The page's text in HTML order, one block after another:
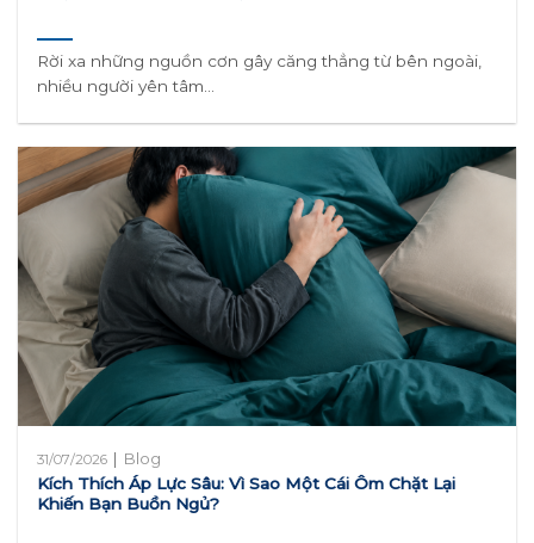
Rời xa những nguồn cơn gây căng thẳng từ bên ngoài,
nhiều người yên tâm...
31/07/2026 | Blog
Kích Thích Áp Lực Sâu: Vì Sao Một Cái Ôm Chặt Lại
Khiến Bạn Buồn Ngủ?